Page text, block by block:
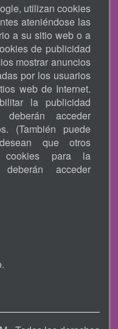
utilizan cookies
ateniéndose las
a su sitio web o a
de publicidad
mostrar anuncios
por los usuarios
web de Internet.
la publicidad
acceder
(También puede
que otros
cookies para la
deberán acceder